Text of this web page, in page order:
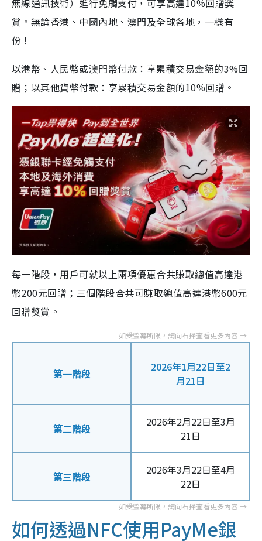
無線通訊技術）進行免觸支付，可享高達10%回贈獎
賞。無論香港、中國內地、澳門及全球各地，一樣有
份！
以港幣、人民幣或澳門幣付款：享累積交易金額的3%回
贈；以其他貨幣付款：享累積交易金額的10%回贈。
每一階段，用戶可就以上兩項優惠合共賺取總值高達港
幣200元回贈；三個階段合共可賺取總值高達港幣600元
回贈獎賞。
第一階段
2026年1月22日至2
月21日
第二階段
2026年2月22日至3月
21日
第三階段
2026年3月22日至4月
22日
如何透過NFC使用PayMe銀